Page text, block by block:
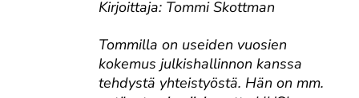
Kirjoittaja: Tommi Skottman
Tommilla on useiden vuosien
kokemus julkishallinnon kanssa
tehdystä yhteistyöstä. Hän on mm.